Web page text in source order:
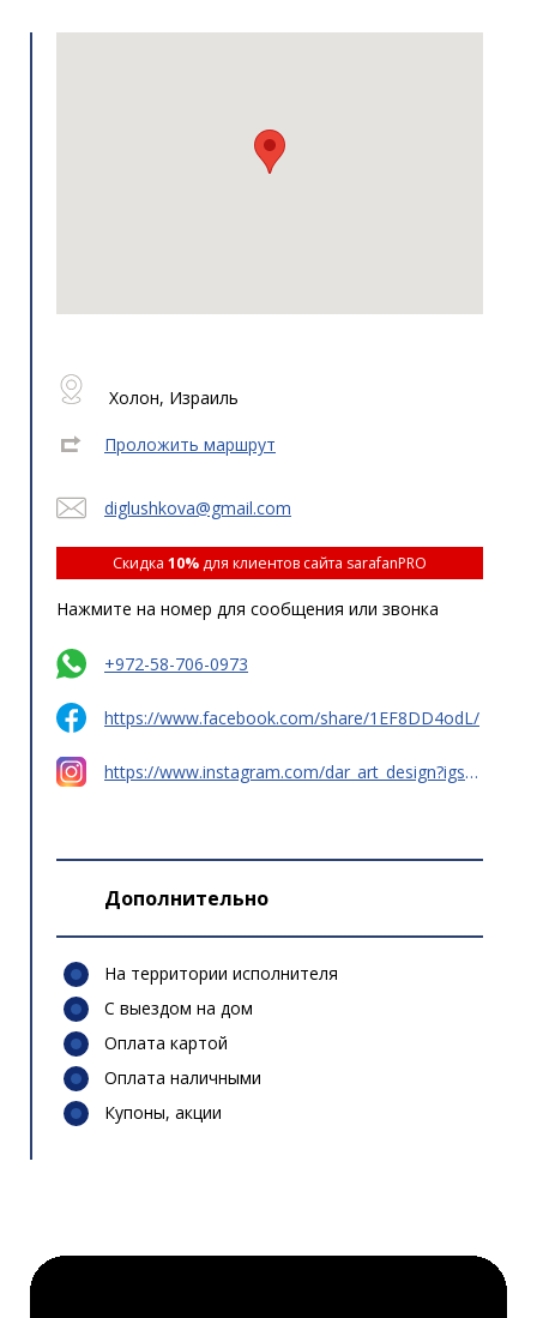
Холон, Израиль
Проложить маршрут
diglushkova@gmail.com
Скидка 10%для клиентов сайта sarafanPRO
Нажмите на номер для сообщения или звонка
+972-58-706-0973
https://www.facebook.com/share/1EF8DD4odL/
https://www.instagram.com/dar_art_design?igsh=cGlvbzN3em14dnNn
Дополнительно
На территории исполнителя
С выездом на дом
Оплата картой
Оплата наличными
Купоны, акции